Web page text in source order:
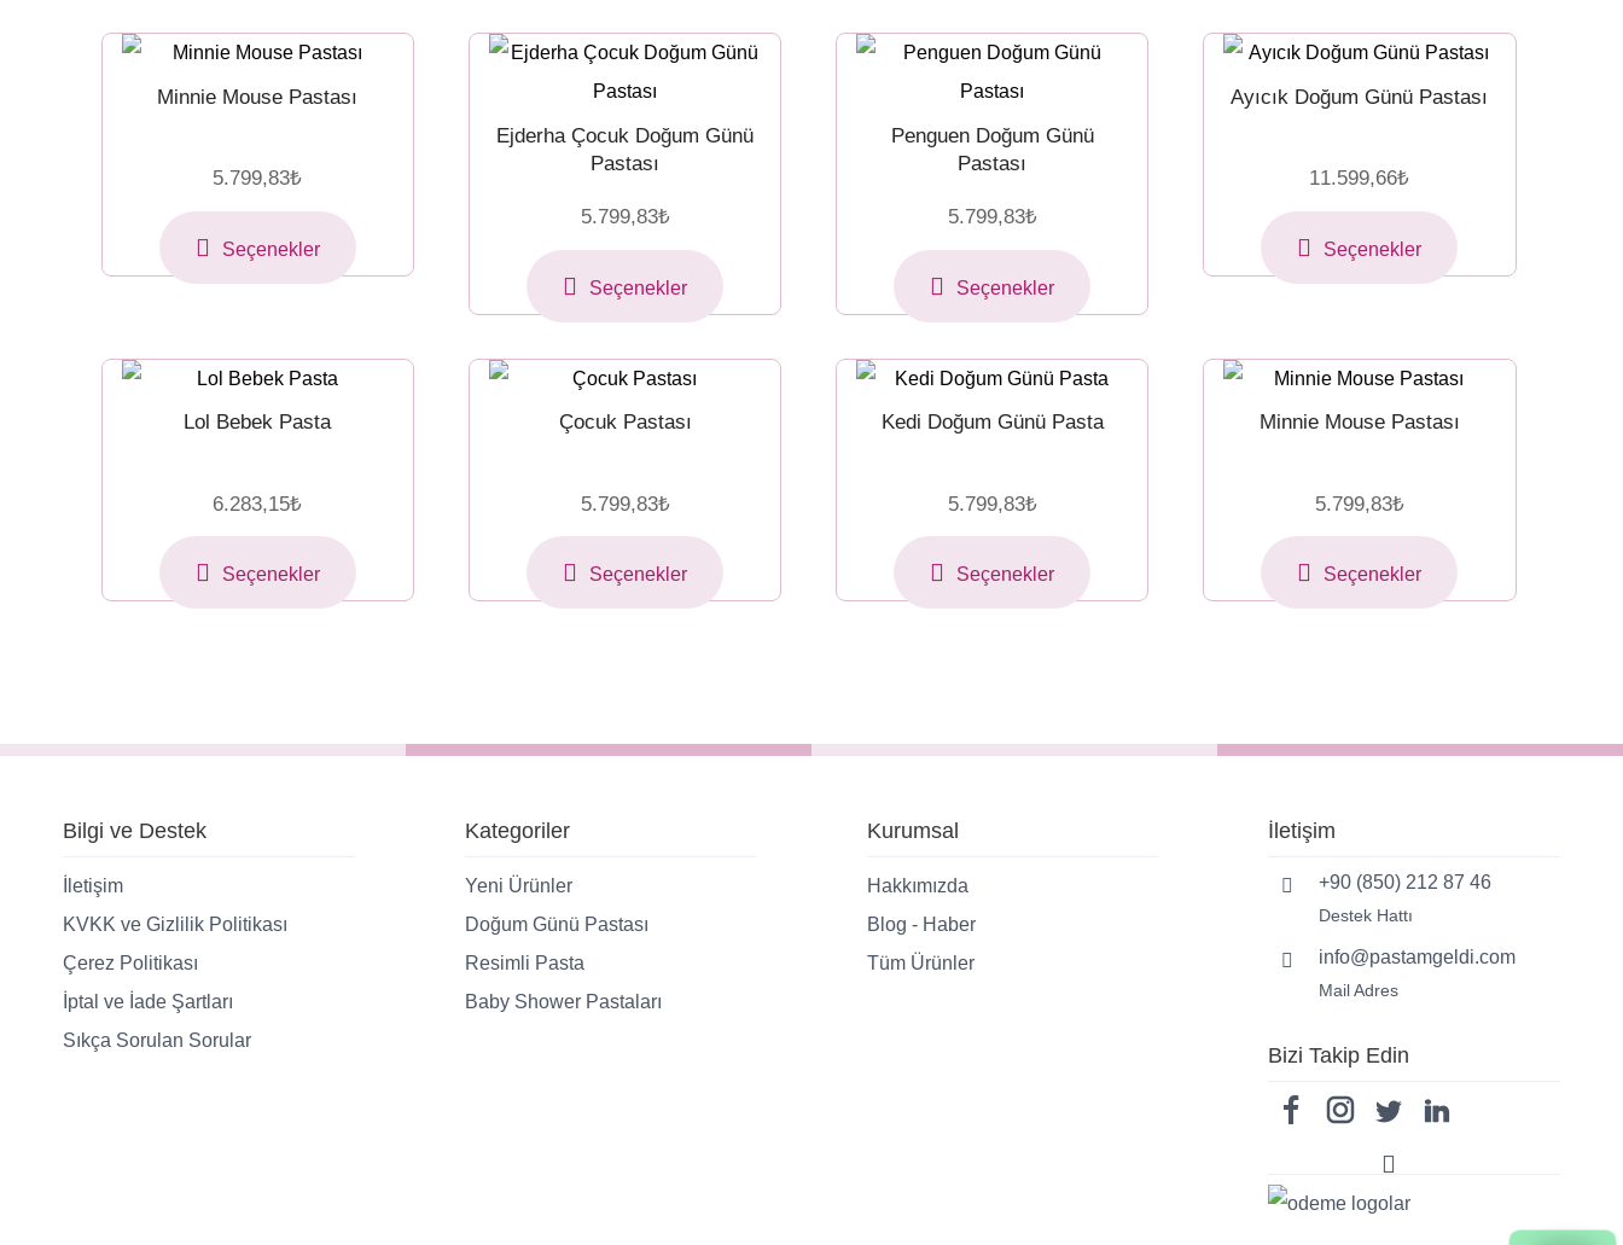
Minnie Mouse Pastası
5.799,83₺
Seçenekler
Ejderha Çocuk Doğum Günü
Pastası
5.799,83₺
Seçenekler
Penguen Doğum Günü
Pastası
5.799,83₺
Seçenekler
Ayıcık Doğum Günü Pastası
11.599,66₺
Seçenekler
Lol Bebek Pasta
6.283,15₺
Seçenekler
Çocuk Pastası
5.799,83₺
Seçenekler
Kedi Doğum Günü Pasta
5.799,83₺
Seçenekler
Minnie Mouse Pastası
5.799,83₺
Seçenekler
Bilgi ve Destek
İletişim
KVKK ve Gizlilik Politikası
Çerez Politikası
İptal ve İade Şartları
Sıkça Sorulan Sorular
Kategoriler
Yeni Ürünler
Doğum Günü Pastası
Resimli Pasta
Baby Shower Pastaları
Kurumsal
Hakkımızda
Blog - Haber
Tüm Ürünler
İletişim
+90 (850) 212 87 46
Destek Hattı
info@pastamgeldi.com
Mail Adres
Bizi Takip Edin